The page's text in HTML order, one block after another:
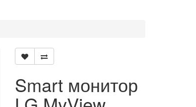
Smart монитор